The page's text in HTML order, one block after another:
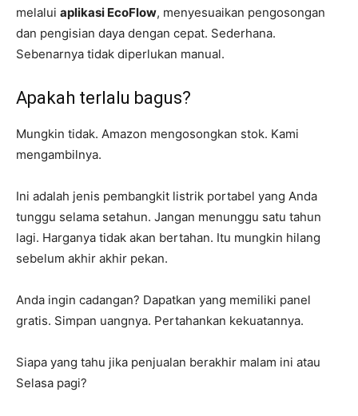
melalui aplikasi EcoFlow, menyesuaikan pengosongan
dan pengisian daya dengan cepat. Sederhana.
Sebenarnya tidak diperlukan manual.
Apakah terlalu bagus?
Mungkin tidak. Amazon mengosongkan stok. Kami
mengambilnya.
Ini adalah jenis pembangkit listrik portabel yang Anda
tunggu selama setahun. Jangan menunggu satu tahun
lagi. Harganya tidak akan bertahan. Itu mungkin hilang
sebelum akhir akhir pekan.
Anda ingin cadangan? Dapatkan yang memiliki panel
gratis. Simpan uangnya. Pertahankan kekuatannya.
Siapa yang tahu jika penjualan berakhir malam ini atau
Selasa pagi?